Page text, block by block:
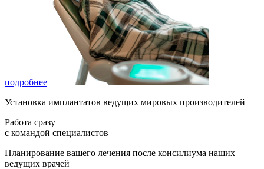
подробнее
Установка имплантатов ведущих мировых производителей
Работа сразу
с командой специалистов
Планирование вашего лечения после консилиума наших
ведущих врачей